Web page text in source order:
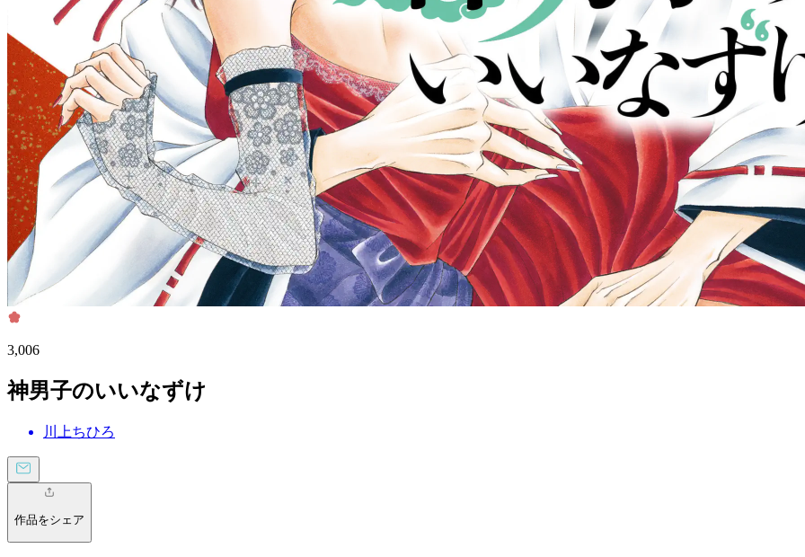
3,006
神男子のいいなずけ
川上ちひろ
作品をシェア